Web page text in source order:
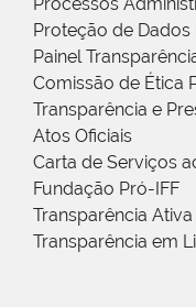
Proteção de Dados
Painel
Comissão de Ética
Transparência e
Atos Oficiais
Carta de Serviços
Fundação Pró-IFF
Transparência Ativa
Transparência em